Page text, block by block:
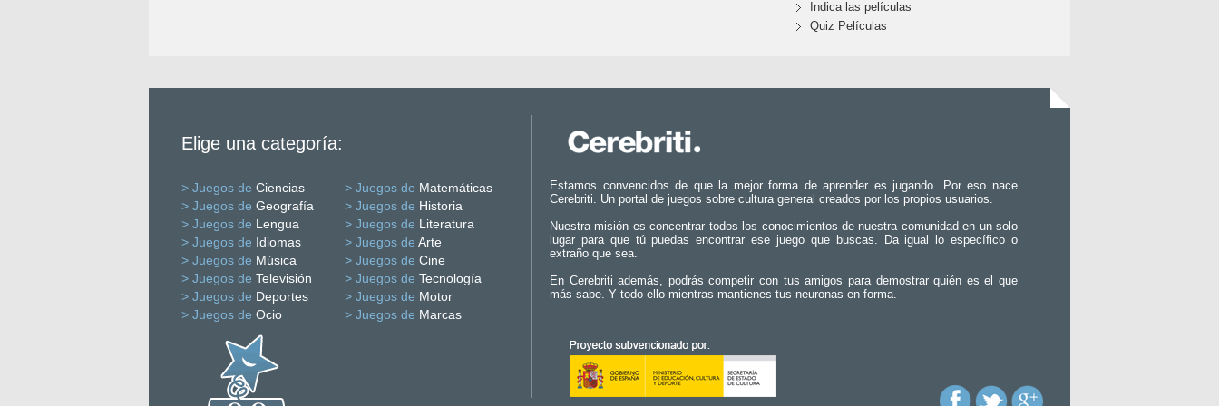
Indica las películas
Quiz Películas
Elige una categoría:
> Juegos de Ciencias > Juegos de Matemáticas
> Juegos de Geografía > Juegos de Historia
> Juegos de Lengua > Juegos de Literatura
> Juegos de Idiomas > Juegos de Arte
> Juegos de Música > Juegos de Cine
> Juegos de Televisión > Juegos de Tecnología
> Juegos de Deportes > Juegos de Motor
> Juegos de Ocio > Juegos de Marcas
Estamos convencidos de que la mejor forma de aprender es jugando. Por eso nace
Cerebriti. Un portal de juegos sobre cultura general creados por los propios usuarios.
Nuestra misión es concentrar todos los conocimientos de nuestra comunidad en un solo
lugar para que tú puedas encontrar ese juego que buscas. Da igual lo específico o
extraño que sea.
En Cerebriti además, podrás competir con tus amigos para demostrar quién es el que
más sabe. Y todo ello mientras mantienes tus neuronas en forma.